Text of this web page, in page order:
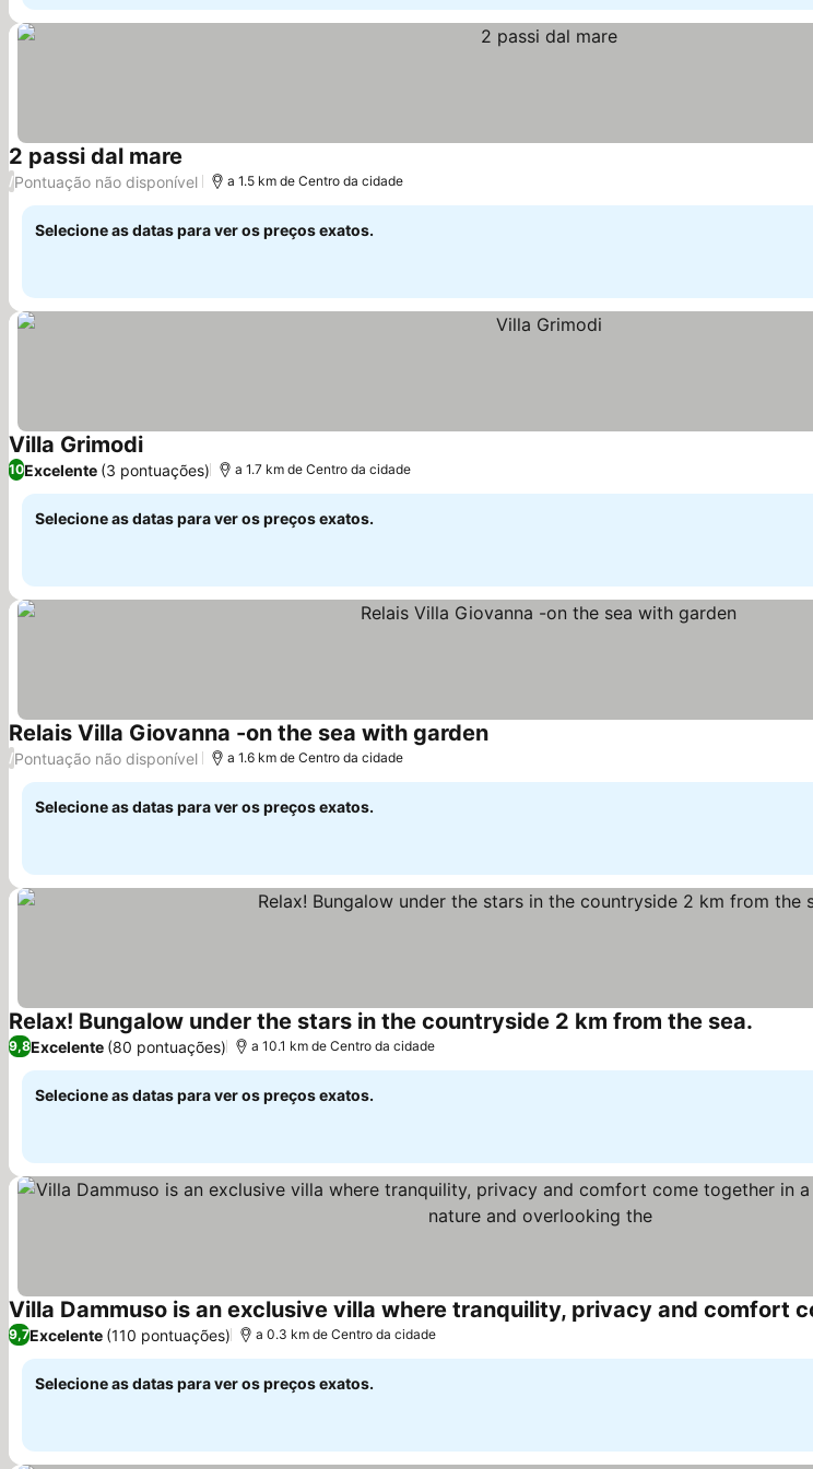
2 passi dal mare Ver preços
/Pontuação não disponível a 1.5 km de Centro da cidade
Selecione as datas para ver os preços exatos.
Villa GrimodiVer preços
10Excelente (3 pontuações) a 1.7 km de Centro da cidade
Selecione as datas para ver os preços exatos.
Relais Villa Giovanna -on the sea with gardenVer preços
/Pontuação não disponível a 1.6 km de Centro da cidade
Selecione as datas para ver os preços exatos.
Relax! Bungalow under the stars in the countryside 2 km from the sea.
9,8Excelente (80 pontuações) a 10.1 km de Centro da cidade
Selecione as datas para ver os preços exatos.
Ver preços
9,7Excelente (110 pontuações) a 0.3 km de Centro da cidade
Selecione as datas para ver os preços exatos.